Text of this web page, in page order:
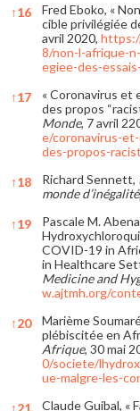
↑16
Fred Eboko, «
cible privilégiée
avril 2020,
8/non-l-afrique-
egiee-des-
↑17
« Coronavirus et
des propos
Monde, 7 avril
e/coronavirus-
des-propos-
↑18 Richard Sennett,
monde d’inégalité
↑19 Pascale M. Abena
COVID-19 in
in Healthcare
Medicine and
w.ajtmh.org/
↑20
Marième
plébiscitée en
Afrique, 30 mai
0/societe/
ue-malgre-les-
↑21
Claude Guibal, «